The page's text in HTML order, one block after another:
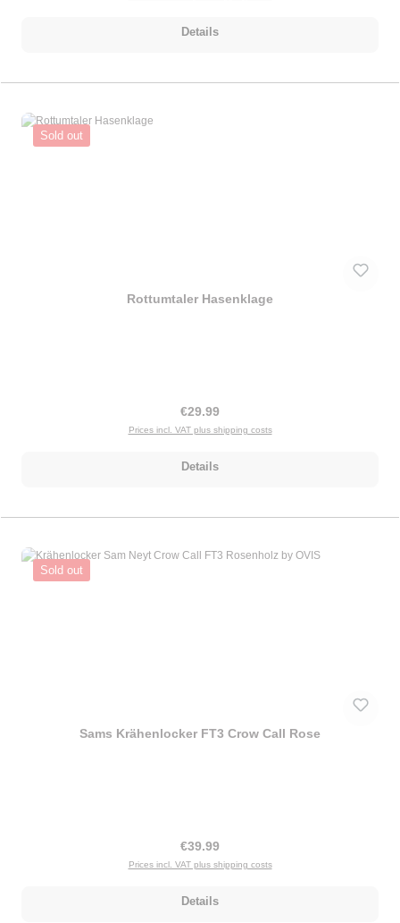
Details
Sold out
Rottumtaler Hasenklage
Regular price:
€29.99
Prices incl. VAT plus shipping costs
Details
Sold out
Sams Krähenlocker FT3 Crow Call Rose
Regular price:
€39.99
Prices incl. VAT plus shipping costs
Details